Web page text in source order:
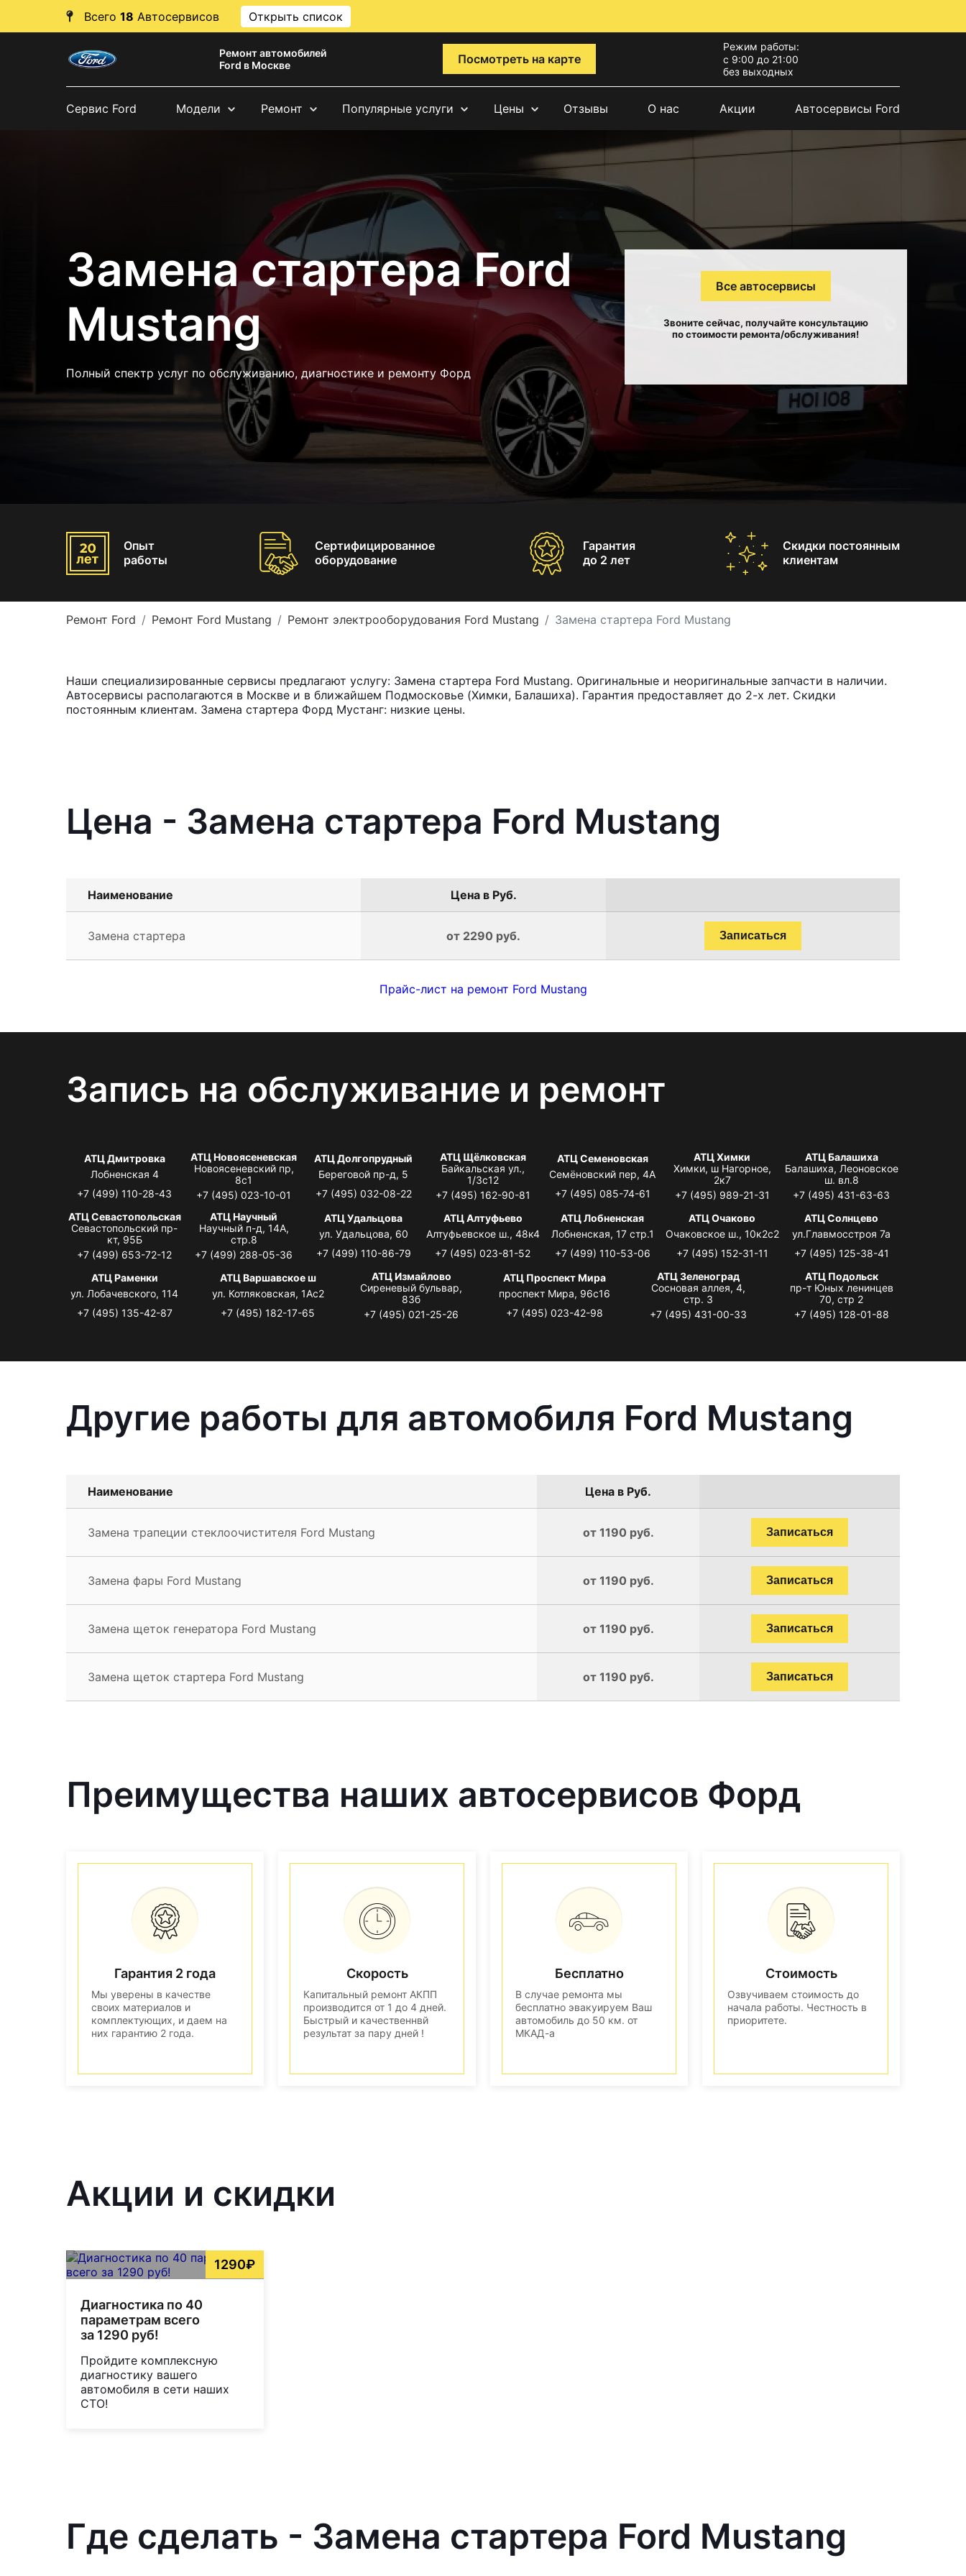
Всего 18 Автосервисов Открыть список
Ремонт автомобилей
Ford в Москве
Посмотреть на карте
Режим работы:
с 9:00 до 21:00
без выходных
Сервис Ford Модели Ремонт Популярные услуги Цены Отзывы О нас Акции Автосервисы Ford
Замена стартера Ford
Mustang
Полный спектр услуг по обслуживанию, диагностике и ремонту Форд
Все автосервисы
Звоните сейчас, получайте консультацию
по стоимости ремонта/обслуживания!
Опыт
работы
Сертифицированное
оборудование
Гарантия
до 2 лет
Скидки постоянным
клиентам
Ремонт Ford Ремонт Ford Mustang Ремонт электрооборудования Ford Mustang Замена стартера Ford Mustang
Наши специализированные сервисы предлагают услугу: Замена стартера Ford Mustang. Оригинальные и неоригинальные запчасти в наличии.
Автосервисы располагаются в Москве и в ближайшем Подмосковье (Химки, Балашиха). Гарантия предоставляет до 2-х лет. Скидки
постоянным клиентам. Замена стартера Форд Мустанг: низкие цены.
Цена - Замена стартера Ford Mustang
Наименование Цена в Руб.
Замена стартера от 2290 руб. Записаться
Прайс-лист на ремонт Ford Mustang
Запись на обслуживание и ремонт
АТЦ Дмитровка
Лобненская 4
+7 (499) 110-28-43
АТЦ Новоясеневская
Новоясеневский пр,
8с1
+7 (495) 023-10-01
АТЦ Долгопрудный
Береговой пр-д, 5
+7 (495) 032-08-22
АТЦ Щёлковская
Байкальская ул.,
1/3с12
+7 (495) 162-90-81
АТЦ Семеновская
Семёновский пер, 4А
+7 (495) 085-74-61
АТЦ Химки
Химки, ш Нагорное,
2к7
+7 (495) 989-21-31
АТЦ Балашиха
Балашиха, Леоновское
ш. вл.8
+7 (495) 431-63-63
АТЦ Севастопольская
Севастопольский пр-
кт, 95Б
+7 (499) 653-72-12
АТЦ Научный
Научный п-д, 14А,
стр.8
+7 (499) 288-05-36
АТЦ Удальцова
ул. Удальцова, 60
+7 (499) 110-86-79
АТЦ Алтуфьево
Алтуфьевское ш., 48к4
+7 (495) 023-81-52
АТЦ Лобненская
Лобненская, 17 стр.1
+7 (499) 110-53-06
АТЦ Очаково
Очаковское ш., 10к2с2
+7 (495) 152-31-11
АТЦ Солнцево
ул.Главмосстроя 7а
+7 (495) 125-38-41
АТЦ Раменки
ул. Лобачевского, 114
+7 (495) 135-42-87
АТЦ Варшавское ш
ул. Котляковская, 1Ас2
+7 (495) 182-17-65
АТЦ Измайлово
Сиреневый бульвар,
83б
+7 (495) 021-25-26
АТЦ Проспект Мира
проспект Мира, 96с16
+7 (495) 023-42-98
АТЦ Зеленоград
Сосновая аллея, 4,
стр. 3
+7 (495) 431-00-33
АТЦ Подольск
пр-т Юных ленинцев
70, стр 2
+7 (495) 128-01-88
Другие работы для автомобиля Ford Mustang
Наименование Цена в Руб.
Замена трапеции стеклоочистителя Ford Mustang от 1190 руб. Записаться
Замена фары Ford Mustang от 1190 руб. Записаться
Замена щеток генератора Ford Mustang от 1190 руб. Записаться
Замена щеток стартера Ford Mustang от 1190 руб. Записаться
Преимущества наших автосервисов Форд
Гарантия 2 года
Мы уверены в качестве
своих материалов и
комплектующих, и даем на
них гарантию 2 года.
Скорость
Капитальный ремонт АКПП
производится от 1 до 4 дней.
Быстрый и качественнвй
результат за пару дней !
Бесплатно
В случае ремонта мы
бесплатно эвакуируем Ваш
автомобиль до 50 км. от
МКАД-а
Стоимость
Озвучиваем стоимость до
начала работы. Честность в
приоритете.
Акции и скидки
1290₽
Диагностика по 40
параметрам всего
за 1290 руб!
Пройдите комплексную
диагностику вашего
автомобиля в сети наших
СТО!
Где сделать - Замена стартера Ford Mustang